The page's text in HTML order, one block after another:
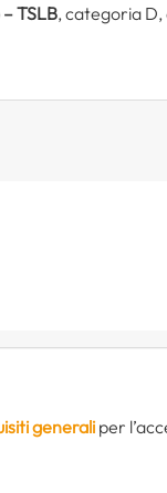
TSLB, categoria D,
generaliper